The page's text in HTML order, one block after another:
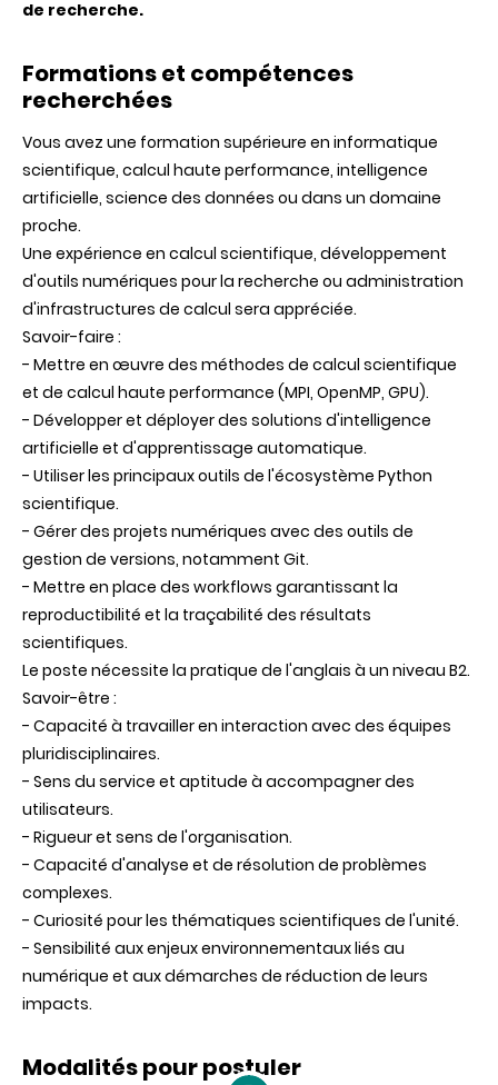
de recherche.
Formations et compétences
recherchées
Vous avez une formation supérieure en informatique
scientifique, calcul haute performance, intelligence
artificielle, science des données ou dans un domaine
proche.
Une expérience en calcul scientifique, développement
d'outils numériques pour la recherche ou administration
d'infrastructures de calcul sera appréciée.
Savoir-faire :
- Mettre en œuvre des méthodes de calcul scientifique
et de calcul haute performance (MPI, OpenMP, GPU).
- Développer et déployer des solutions d'intelligence
artificielle et d'apprentissage automatique.
- Utiliser les principaux outils de l'écosystème Python
scientifique.
- Gérer des projets numériques avec des outils de
gestion de versions, notamment Git.
- Mettre en place des workflows garantissant la
reproductibilité et la traçabilité des résultats
scientifiques.
Le poste nécessite la pratique de l'anglais à un niveau B2.
Savoir-être :
- Capacité à travailler en interaction avec des équipes
pluridisciplinaires.
- Sens du service et aptitude à accompagner des
utilisateurs.
- Rigueur et sens de l'organisation.
- Capacité d'analyse et de résolution de problèmes
complexes.
- Curiosité pour les thématiques scientifiques de l'unité.
- Sensibilité aux enjeux environnementaux liés au
numérique et aux démarches de réduction de leurs
impacts.
Modalités pour postuler